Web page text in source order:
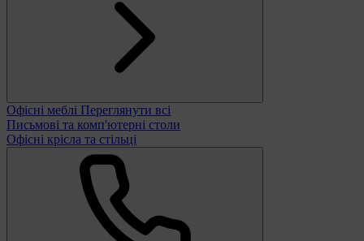
Офісні меблі Переглянути всі
Письмові та комп'ютерні столи
Офісні крісла та стільці